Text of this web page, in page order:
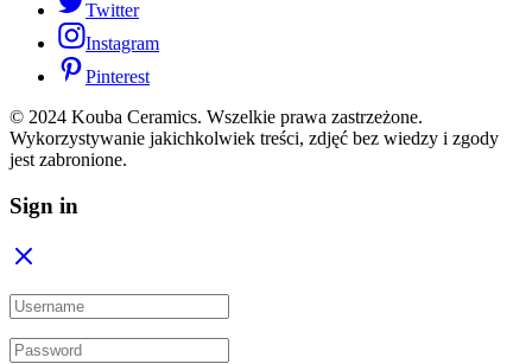
Twitter
Instagram
Pinterest
© 2024 Kouba Ceramics. Wszelkie prawa zastrzeżone.
Wykorzystywanie jakichkolwiek treści, zdjęć bez wiedzy i zgody
jest zabronione.
Sign in